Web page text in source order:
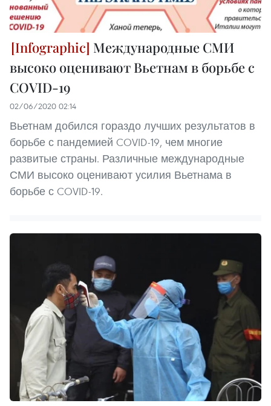
Международные СМИ
высоко оценивают Вьетнам в борьбе с
COVID-19
02/06/2020 02:14
Вьетнам добился гораздо лучших результатов в
борьбе с пандемией COVID-19, чем многие
развитые страны. Различные международные
СМИ высоко оценивают усилия Вьетнама в
борьбе с COVID-19.